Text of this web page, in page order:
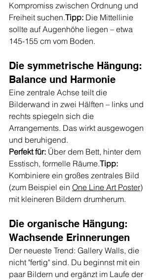
Kompromiss zwischen Ordnung und
Freiheit suchen.Tipp: Die Mittellinie
sollte auf Augenhöhe liegen – etwa
145-155 cm vom Boden.
Die symmetrische Hängung:
Balance und Harmonie
Eine zentrale Achse teilt die
Bilderwand in zwei Hälften – links und
rechts spiegeln sich die
Arrangements. Das wirkt ausgewogen
und beruhigend.
Perfekt für: Über dem Bett, hinter dem
Esstisch, formelle Räume.Tipp:
Kombiniere ein großes zentrales Bild
(zum Beispiel ein One Line Art Poster)
mit kleineren Bildern drumherum.
Die organische Hängung:
Wachsende Erinnerungen
Der neueste Trend: Gallery Walls, die
nicht "fertig" sind. Du beginnst mit ein
paar Bildern und ergänzt im Laufe der